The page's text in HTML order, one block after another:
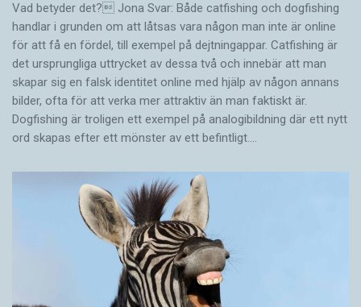
Vad betyder det? Jona Svar: Både catfishing och dogfishing
handlar i grunden om att låtsas vara någon man inte är online
för att få en fördel, till exempel på dejtningappar. Catfishing är
det ursprungliga uttrycket av dessa två och innebär att man
skapar sig en falsk identitet online med hjälp av någon annans
bilder, ofta för att verka mer attraktiv än man faktiskt är.
Dogfishing är troligen ett exempel på analogibildning där ett nytt
ord skapas efter ett mönster av ett befintligt.…